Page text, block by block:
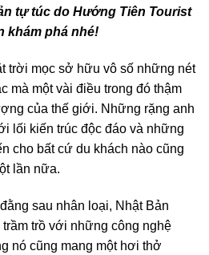
tự túc do Hướng Tiên Tourist
khám phá nhé!
trời mọc sở hữu vô số những nét
mà một vài điều trong đó thậm
của thế giới. Những rặng anh
lối kiến trúc độc đáo và những
cho bất cứ du khách nào cũng
lần nữa.
sau nhân loại, Nhật Bản
trồ với những công nghệ
nó cũng mang một hơi thở